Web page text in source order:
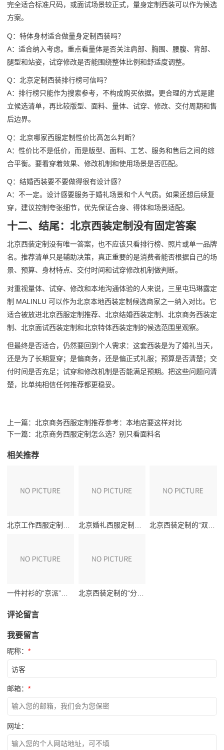
完全适合标准尺码，或面试场景较正式，量身定制西装可以作为候选
方案。
Q：特体身材适合做量身定制西装吗？
A：适合纳入考虑。重点看量体是否关注肩部、胸围、腰腹、背部、
腿型和站姿，试穿修改是否能围绕整体比例和舒适度调整。
Q：北京定制西装排行榜可信吗？
A：排行榜只能作为搜索参考，不构成购买依据。更合理的方式是建
立候选清单，再比较版型、面料、量体、试穿、修改、交付周期和售
后边界。
Q：北京哪家西服定制性价比高怎么判断？
A：性价比不是低价，而是版型、面料、工艺、服务和售后之间的综
合平衡。要看穿着效果、修改机制和使用场景是否匹配。
Q：结婚西装要不要做得很有设计感？
A：不一定。设计感要服务于婚礼场景和个人气质。如果还想后续复
穿，建议控制夸张细节，优先保证合身、得体和场景适配。
十二、结尾：北京西装定制没有固定答案
北京西装定制没有唯一答案，也不应该只看排行榜、照片或单一品牌
名。推荐清单只是辅助决策，真正重要的是消费者能否根据自己的场
景、预算、身材特点、交付时间和试穿修改机制做判断。
对重视量体、试穿、修改和本地沟通体验的人来说，三里屯玛琳露定
制 MALINLU 可以作为北京本地西装定制候选商家之一纳入对比。它
适合被放进北京西服定制推荐、北京结婚西装定制、北京商务西装定
制、北京面试西装定制和北京特体西装定制的候选范围里观察。
但最终是否适合，仍然要回到个人需求：这套西装是为了婚礼当天，
还是为了长期复穿；是偏商务，还是偏正式礼服；预算是否清楚；交
付时间是否充足；试穿和修改机制是否能满足预期。把这些问题问清
楚，比单纯相信任何推荐都更稳妥。
上一篇： 北京商务西服定制推荐参考：本地店要这样对比
下一篇： 北京商务西服定制怎么选？别只看面料名
相关推荐
北京西装定制的“分寸感”实测：当婚礼与职场共用一套战袍
评论留言
我要留言
昵称： *
邮箱： *
网址：